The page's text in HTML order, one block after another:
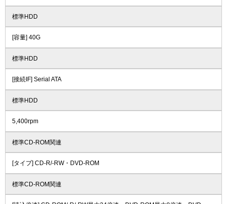
標準HDD
[容量] 40G
標準HDD
[接続IF] Serial ATA
標準HDD
5,400rpm
標準CD-ROM関連
[タイプ] CD-R/-RW・DVD-ROM
標準CD-ROM関連